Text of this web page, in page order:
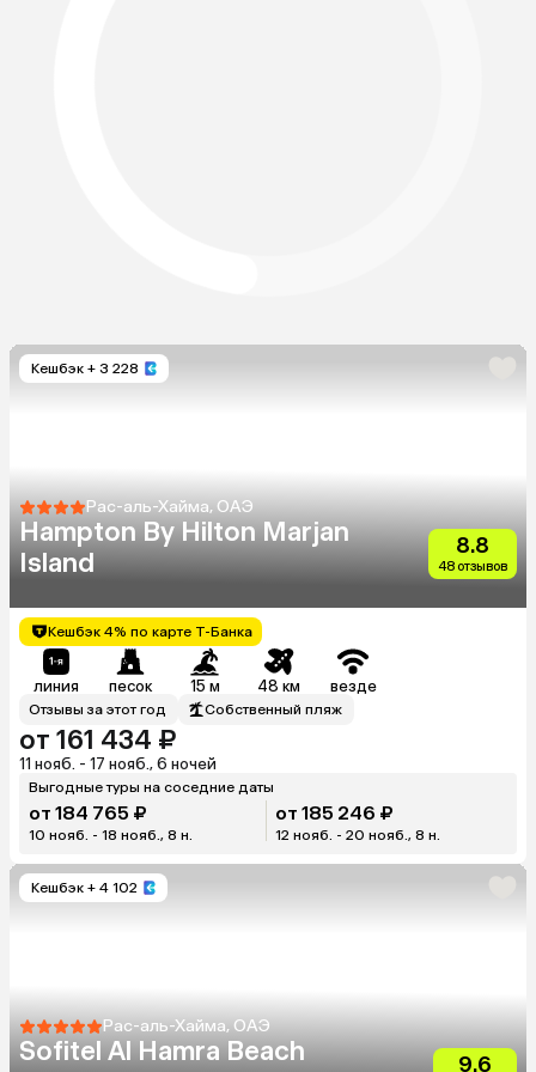
Кешбэк + 3 228
Рас-аль-Хайма, ОАЭ
Hampton By Hilton Marjan
Island
8.8
48 отзывов
Кешбэк 4% по карте Т-Банка
линия песок 15 м 48 км везде
Отзывы за этот год Собственный пляж
от 161 434 ₽
11 нояб. - 17 нояб., 6 ночей
Выгодные туры на соседние даты
от 184 765 ₽
10 нояб. - 18 нояб., 8 н.
от 185 246 ₽
12 нояб. - 20 нояб., 8 н.
Кешбэк + 4 102
Рас-аль-Хайма, ОАЭ
Sofitel Al Hamra Beach
9.6